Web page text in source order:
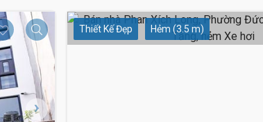
Thiết Kế Đẹp Hẻm (3.5 m)